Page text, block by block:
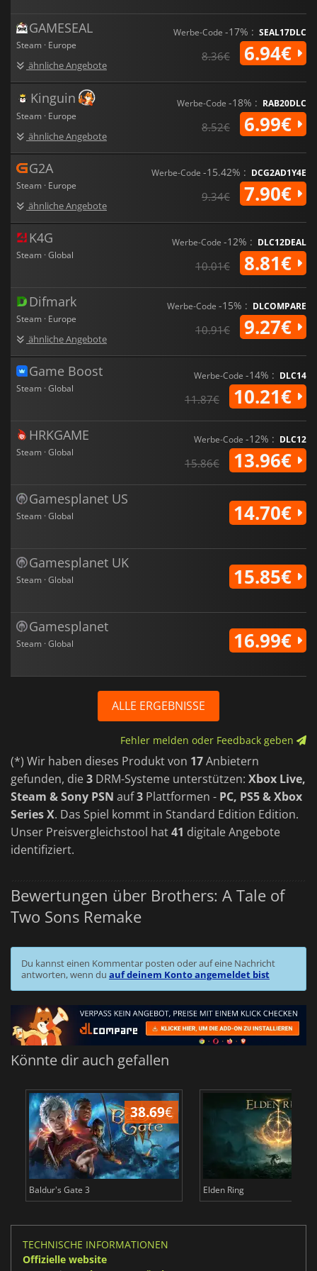
GAMESEAL
Steam · Europe
ähnliche Angebote
Werbe-Code -17% : SEAL17DLC
8.36€ 6.94€
Kinguin
Steam · Europe
ähnliche Angebote
Werbe-Code -18% : RAB20DLC
8.52€ 6.99€
G2A
Steam · Europe
ähnliche Angebote
Werbe-Code -15.42% : DCG2AD1Y4E
9.34€ 7.90€
K4G
Steam · Global
Werbe-Code -12% : DLC12DEAL
10.01€ 8.81€
Difmark
Steam · Europe
ähnliche Angebote
Werbe-Code -15% : DLCOMPARE
10.91€ 9.27€
Game Boost
Steam · Global
Werbe-Code -14% : DLC14
11.87€ 10.21€
HRKGAME
Steam · Global
Werbe-Code -12% : DLC12
15.86€ 13.96€
Gamesplanet US
Steam · Global 14.70€
Gamesplanet UK
Steam · Global 15.85€
Gamesplanet
Steam · Global 16.99€
ALLE ERGEBNISSE
Fehler melden oder Feedback geben
(*) Wir haben dieses Produkt von 17Anbietern
gefunden, die3 DRM-Systeme unterstützen: Xbox Live,
Steam & Sony PSN auf3 Plattformen - PC, PS5 & Xbox
Series X. Das Spiel kommt in Standard Edition Edition.
Unser Preisvergleichstool hat41 digitale Angebote
identifiziert.
Bewertungen über Brothers: A Tale of
Two Sons Remake
Du kannst einen Kommentar posten oder auf eine Nachricht
antworten, wenn du auf deinem Konto angemeldet bist
Könnte dir auch gefallen
38.69€
Baldur's Gate 3 Elden Ring
TECHNISCHE INFORMATIONEN
Offizielle website